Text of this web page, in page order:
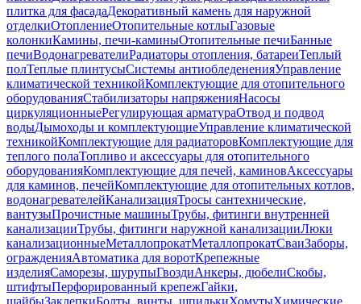
плитка для фасадаДекоративный камень для наружной
отделкиОтоплениеОтопительные котлыГазовые
колонкиКамины, печи-каминыОтопительные печиБанные
печиВодонагревателиРадиаторы отопления, батареиТеплый
полТеплые плинтусыСистемы антиобледененияУправление
климатической техникойКомплектующие для отопительного
оборудованияСтабилизаторы напряженияНасосы
циркуляционныеРегулирующая арматураОтвод и подвод
водыДымоходы и комплектующиеУправление климатической
техникойКомплектующие для радиаторовКомплектующие для
теплого полаТопливо и аксессуары для отопительного
оборудованияКомплектующие для печей, каминовАксессуары
для каминов, печейКомплектующие для отопительных котлов,
водонагревателейКанализацияТросы сантехнические,
вантузыПрочистные машиныТрубы, фитинги внутренней
канализацииТрубы, фитинги наружной канализацииЛюки
канализационныеМеталлопрокатМеталлопрокатСваиЗаборы,
огражденияАвтоматика для воротКрепежные
изделияСаморезы, шурупыГвоздиАнкеры, дюбелиСкобы,
штифтыПерфорированный крепежГайки,
шайбыЗаклепкиБолты, винты, шпилькиХомутыХимические